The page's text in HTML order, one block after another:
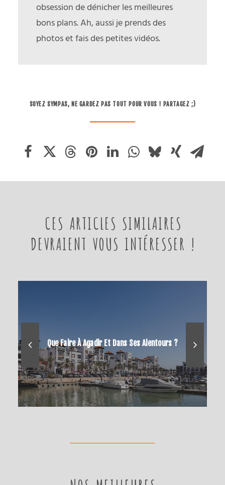
obsession de dénicher les meilleures
bons plans. Ah, aussi je prends des
photos et fais des petites vidéos.
SOYEZ SYMPAS, NE GARDEZ PAS TOUT POUR VOUS ! PARTAGEZ ;)
CES ARTICLES SIMILAIRES
DEVRAIENT VOUS INTÉRESSER !
Que Faire À Agadir Et Dans Ses Alentours ?